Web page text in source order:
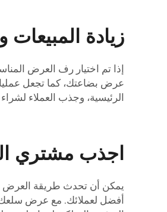
زيادة
إذا تم اختيار رف العرض
عرض بضاعتك، كما تجعل
الرئيسية، وجذب العملاء
اجذب مشتري
يمكن أن تحدث طريقة العرض
أفضل لعملائك. مع عرض سلعك